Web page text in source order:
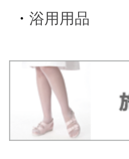
・ 浴用用品